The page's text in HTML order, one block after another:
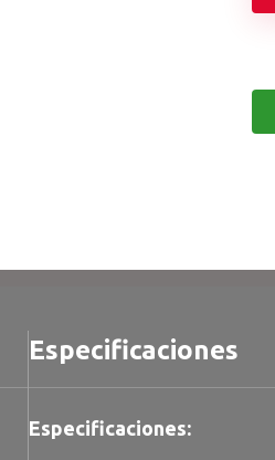
Especificaciones
Especificaciones: